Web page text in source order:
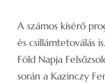
A számos kísérő
és csillámtetoválás
Föld Napja
során a Kazinczy